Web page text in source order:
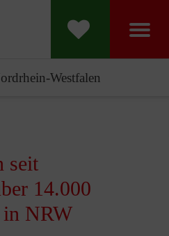
Westfalen
seit
14.000
in NRW